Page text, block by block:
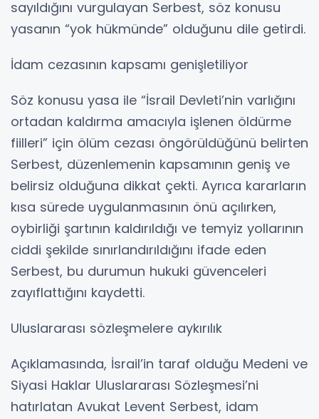
sayıldığını vurgulayan Serbest, söz konusu
yasanın “yok hükmünde” olduğunu dile getirdi.
İdam cezasının kapsamı genişletiliyor
Söz konusu yasa ile “İsrail Devleti’nin varlığını
ortadan kaldırma amacıyla işlenen öldürme
fiilleri” için ölüm cezası öngörüldüğünü belirten
Serbest, düzenlemenin kapsamının geniş ve
belirsiz olduğuna dikkat çekti. Ayrıca kararların
kısa sürede uygulanmasının önü açılırken,
oybirliği şartının kaldırıldığı ve temyiz yollarının
ciddi şekilde sınırlandırıldığını ifade eden
Serbest, bu durumun hukuki güvenceleri
zayıflattığını kaydetti.
Uluslararası sözleşmelere aykırılık
Açıklamasında, İsrail’in taraf olduğu Medeni ve
Siyasi Haklar Uluslararası Sözleşmesi’ni
hatırlatan Avukat Levent Serbest, idam